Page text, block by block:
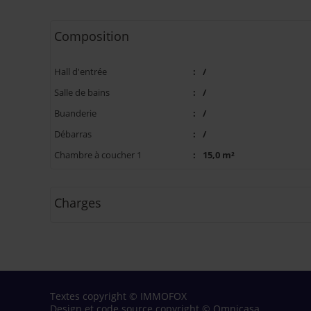
Composition
Hall d'entrée :
/
Salle de bains
:
/
Buanderie
:
/
Débarras
:
/
Chambre à coucher 1
: 15,0 m²
Charges
Textes copyright © IMMOFOX